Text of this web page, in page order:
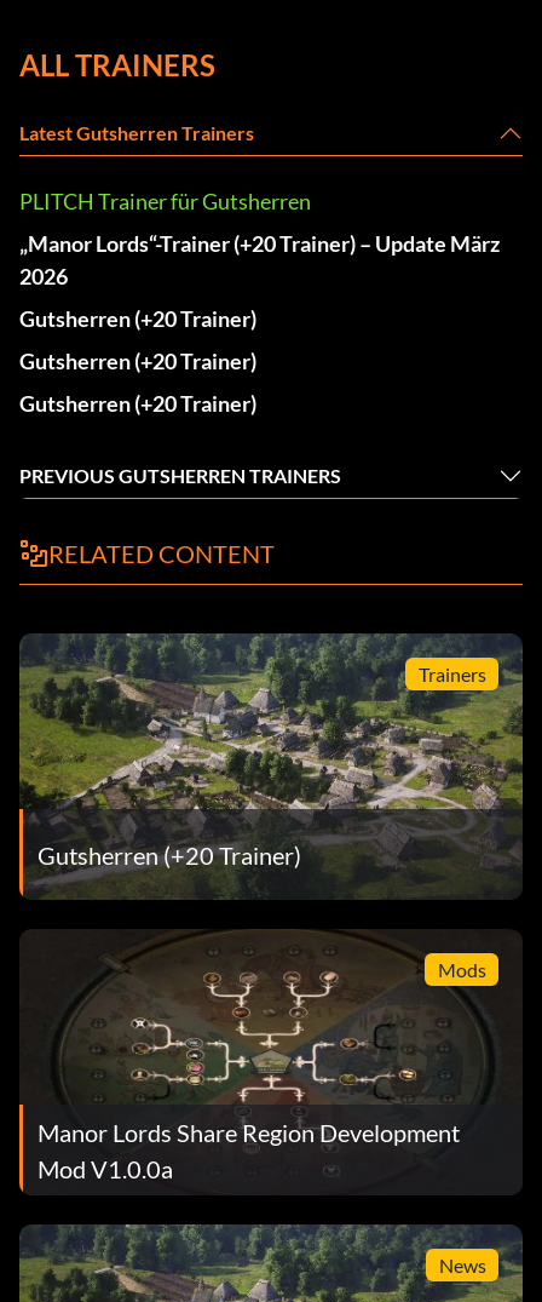
ALL TRAINERS
Latest Gutsherren Trainers
PLITCH Trainer für Gutsherren
„Manor Lords“-Trainer (+20 Trainer) – Update März
2026
Gutsherren (+20 Trainer)
Gutsherren (+20 Trainer)
Gutsherren (+20 Trainer)
PREVIOUS GUTSHERREN TRAINERS
RELATED CONTENT
Trainers
Gutsherren (+20 Trainer)
Mods
Manor Lords Share Region Development
Mod V1.0.0a
News